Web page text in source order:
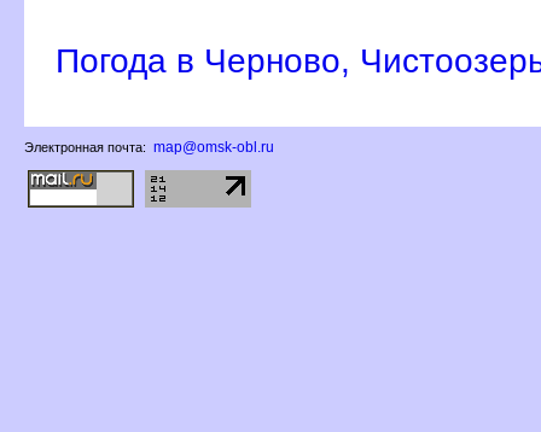
Погода в Черново,
Электронная почта: map@omsk-obl.ru